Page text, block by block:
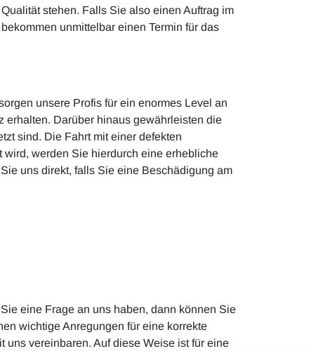
stehen. Falls Sie also einen Auftrag im
unmittelbar einen Termin für das
unsere Profis für ein enormes Level an
erhalten. Darüber hinaus gewährleisten die
sind. Die Fahrt mit einer defekten
werden Sie hierdurch eine erhebliche
uns direkt, falls Sie eine Beschädigung am
eine Frage an uns haben, dann können Sie
wichtige Anregungen für eine korrekte
uns vereinbaren. Auf diese Weise ist für eine